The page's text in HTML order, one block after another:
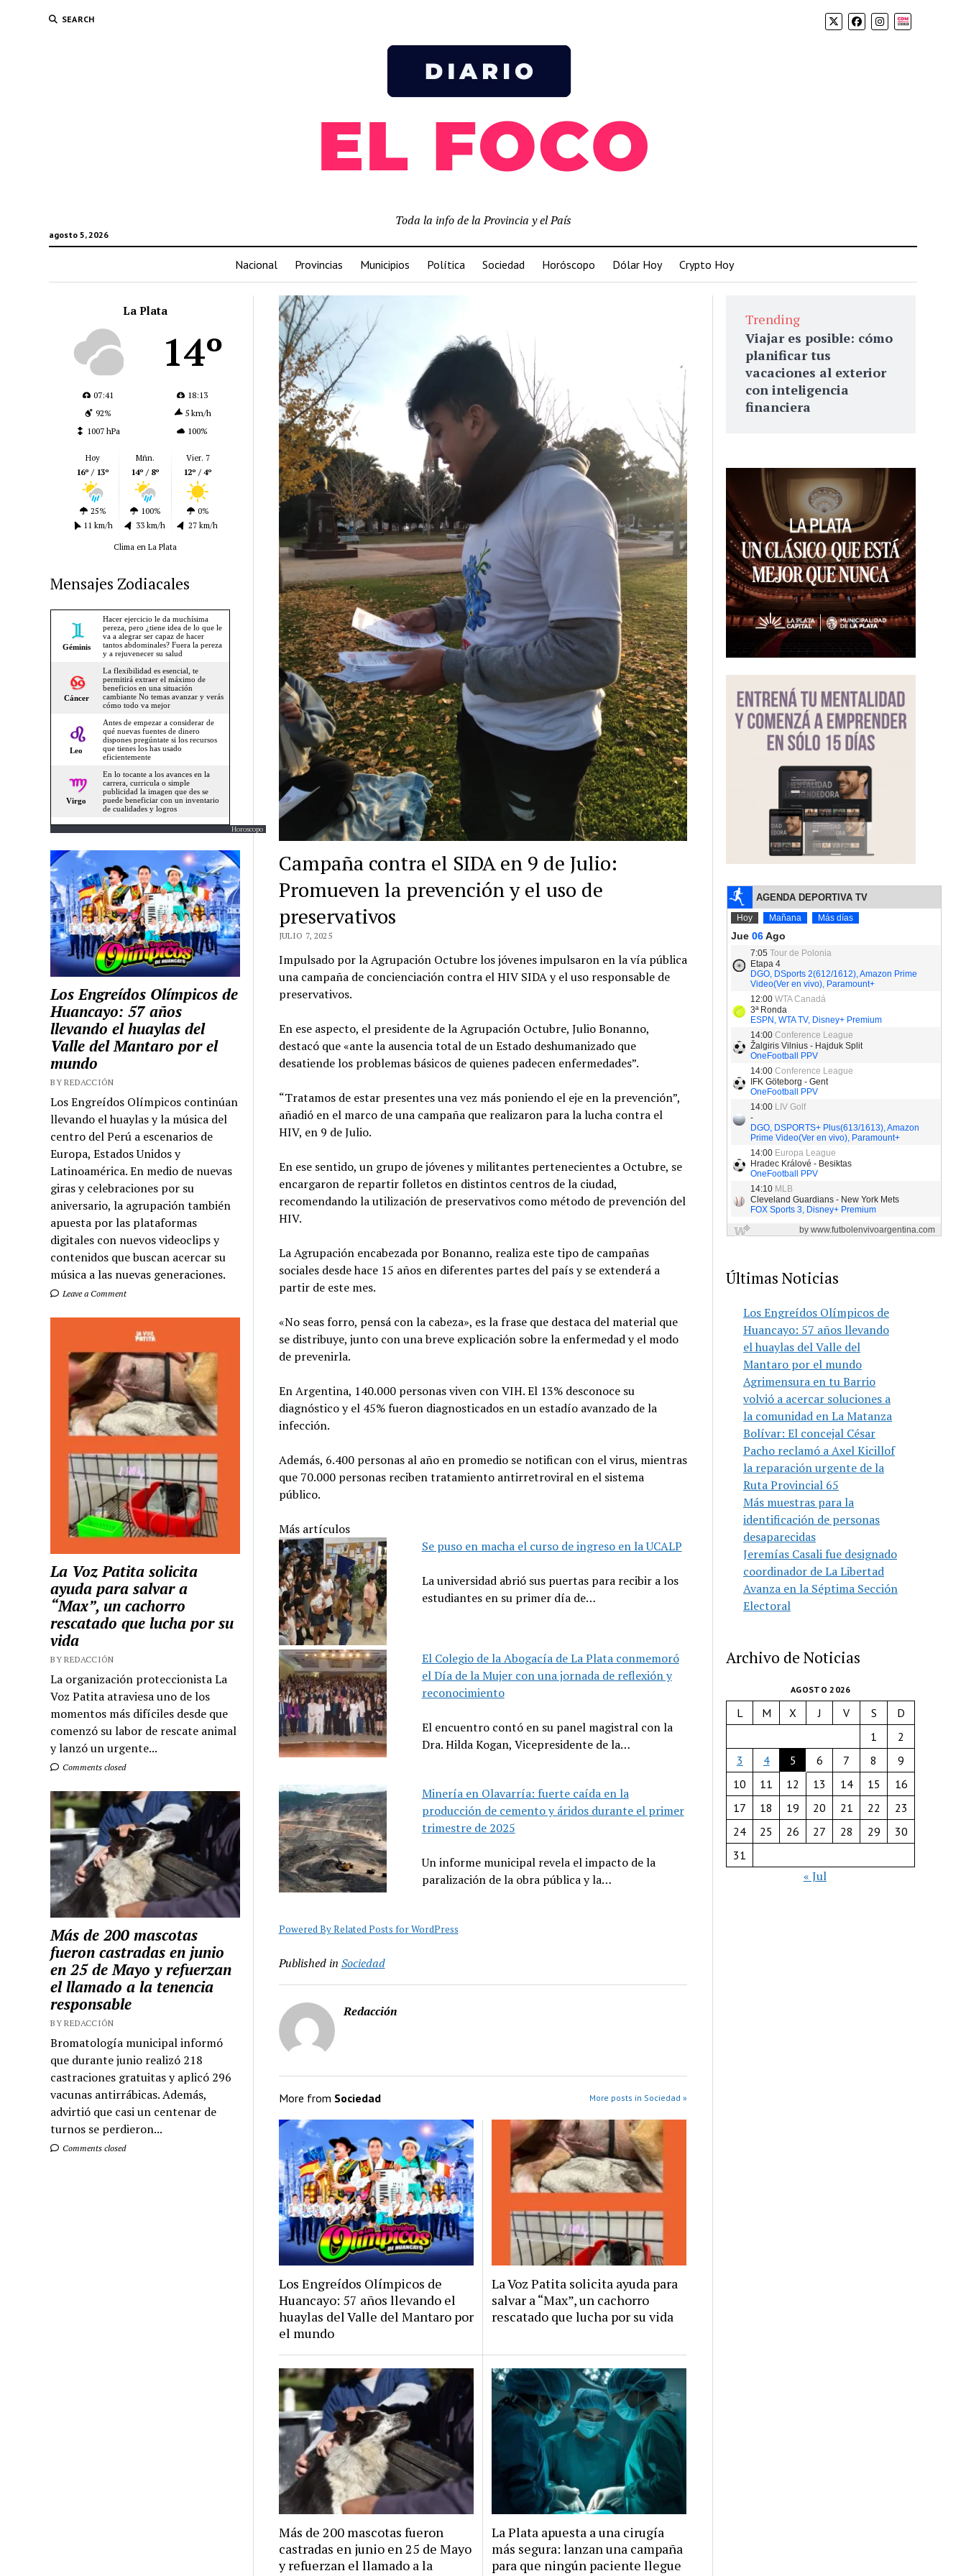
SEARCH Biolink
agosto 5, 2026
Toda la info de la Provincia y el País
Nacional Provincias Municipios Política Sociedad Horóscopo Dólar Hoy Crypto Hoy
La Plata
14º
07:41
18:13
92%
5 km/h
1007 hPa
100%
Hoy
16º / 13º
25%
11 km/h
Mñn.
14º / 8º
100%
33 km/h
Vier. 7
12º / 4º
0%
27 km/h
Clima en La Plata
Mensajes Zodiacales
Horoscopo
Los Engreídos Olímpicos de
Huancayo: 57 años
llevando el huaylas del
Valle del Mantaro por el
mundo
BY REDACCIÓN
Los Engreídos Olímpicos continúan
llevando el huaylas y la música del
centro del Perú a escenarios de
Europa, Estados Unidos y
Latinoamérica. En medio de nuevas
giras y celebraciones por su
aniversario, la agrupación también
apuesta por las plataformas
digitales con nuevos videoclips y
contenidos que buscan acercar su
música a las nuevas generaciones.
Leave a Comment
La Voz Patita solicita
ayuda para salvar a
“Max”, un cachorro
rescatado que lucha por su
vida
BY REDACCIÓN
La organización proteccionista La
Voz Patita atraviesa uno de los
momentos más difíciles desde que
comenzó su labor de rescate animal
y lanzó un urgente...
Comments closed
Más de 200 mascotas
fueron castradas en junio
en 25 de Mayo y refuerzan
el llamado a la tenencia
responsable
BY REDACCIÓN
Bromatología municipal informó
que durante junio realizó 218
castraciones gratuitas y aplicó 296
vacunas antirrábicas. Además,
advirtió que casi un centenar de
turnos se perdieron...
Comments closed
Campaña contra el SIDA en 9 de Julio:
Promueven la prevención y el uso de
preservativos
JULIO 7, 2025
Impulsado por la Agrupación Octubre los jóvenes impulsaron en la vía pública
una campaña de concienciación contra el HIV SIDA y el uso responsable de
preservativos.
En ese aspecto, el presidente de la Agrupación Octubre, Julio Bonanno,
destacó que «ante la ausencia total de un Estado deshumanizado que
desatiende los problemas básicos de quienes padecen enfermedades”.
“Tratamos de estar presentes una vez más poniendo el eje en la prevención”,
añadió en el marco de una campaña que realizaron para la lucha contra el
HIV, en 9 de Julio.
En ese sentido, un grupo de jóvenes y militantes pertenecientes a Octubre, se
encargaron de repartir folletos en distintos centros de la ciudad,
recomendando la utilización de preservativos como método de prevención del
HIV.
La Agrupación encabezada por Bonanno, realiza este tipo de campañas
sociales desde hace 15 años en diferentes partes del país y se extenderá a
partir de este mes.
«No seas forro, pensá con la cabeza», es la frase que destaca del material que
se distribuye, junto con una breve explicación sobre la enfermedad y el modo
de prevenirla.
En Argentina, 140.000 personas viven con VIH. El 13% desconoce su
diagnóstico y el 45% fueron diagnosticados en un estadío avanzado de la
infección.
Además, 6.400 personas al año en promedio se notifican con el virus, mientras
que 70.000 personas reciben tratamiento antirretroviral en el sistema
público.
Más artículos
Se puso en macha el curso de ingreso en la UCALP
La universidad abrió sus puertas para recibir a los
estudiantes en su primer día de…
El Colegio de la Abogacía de La Plata conmemoró
el Día de la Mujer con una jornada de reflexión y
reconocimiento
El encuentro contó en su panel magistral con la
Dra. Hilda Kogan, Vicepresidente de la…
Minería en Olavarría: fuerte caída en la
producción de cemento y áridos durante el primer
trimestre de 2025
Un informe municipal revela el impacto de la
paralización de la obra pública y la…
Powered By Related Posts for WordPress
Published in Sociedad
Redacción
More from Sociedad More posts in Sociedad »
Los Engreídos Olímpicos de
Huancayo: 57 años llevando el
huaylas del Valle del Mantaro por
el mundo
La Voz Patita solicita ayuda para
salvar a “Max”, un cachorro
rescatado que lucha por su vida
Más de 200 mascotas fueron
castradas en junio en 25 de Mayo
y refuerzan el llamado a la
La Plata apuesta a una cirugía
más segura: lanzan una campaña
para que ningún paciente llegue
Trending
Viajar es posible: cómo
planificar tus
vacaciones al exterior
con inteligencia
financiera
Últimas Noticias
Los Engreídos Olímpicos de
Huancayo: 57 años llevando
el huaylas del Valle del
Mantaro por el mundo
Agrimensura en tu Barrio
volvió a acercar soluciones a
la comunidad en La Matanza
Bolívar: El concejal César
Pacho reclamó a Axel Kicillof
la reparación urgente de la
Ruta Provincial 65
Más muestras para la
identificación de personas
desaparecidas
Jeremías Casali fue designado
coordinador de La Libertad
Avanza en la Séptima Sección
Electoral
Archivo de Noticias
AGOSTO 2026
L M X J V S
D
1
2
3
4 5 6 7 8
9
10
11 12 13 14 15
16
17
18 19 20 21 22
23
24
25 26 27 28 29
30
31
« Jul